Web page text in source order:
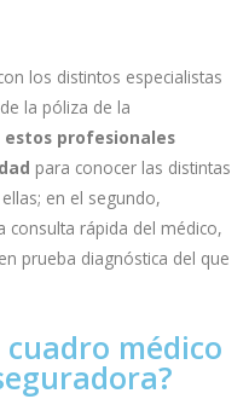
los distintos especialistas
la póliza de la
estos profesionales
para conocer las distintas
en el segundo,
consulta rápida del médico,
prueba diagnóstica del que
médico